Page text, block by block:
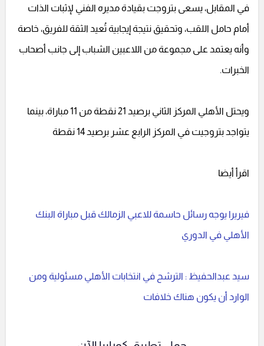
في المقابل، يسعى بتروجت بقيادة مديره الفني لإثبات الذات
أمام حامل اللقب، وتحقيق نتيجة إيجابية تُعيد الثقة للفريق، خاصة
وأنه يعتمد على مجموعة من اللاعبين الشباب إلى جانب أصحاب
الخبرات.
ويحتل الأهلي المركز الثاني برصيد 21 نقطة من 11 مباراة، بينما
يتواجد بتروجيت في المركز الرابع عشر برصيد 14 نقطة
اقرأ أيضا
فيريرا يوجه رسائل حاسمة للاعبي الزمالك قبل مباراة البنك
الأهلي في الدوري
سيد عبدالحفيظ : الترشح في انتخابات الأهلي مسئولية ومن
الوارد أن يكون هناك خلافات